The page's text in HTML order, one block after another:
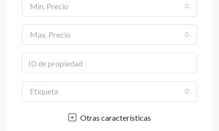
Min. Precio
Max. Precio
Etiqueta
Otras características